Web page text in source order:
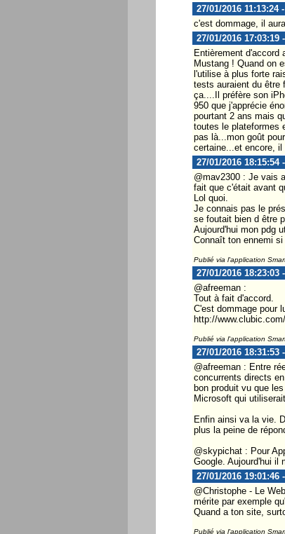
27/01/2016 11:13:24
c'est dommage, il
27/01/2016 17:03:19
Entièrement d'accord
Mustang ! Quand on
l'utilise à plus forte
tests auraient du être
ça....Il préfère son
950 que j'apprécie
pourtant 2 ans mais
toutes le plateformes
pas là...mon goût
certaine...et encore, il
27/01/2016 18:15:54
@mav2300 : Je vais
fait que c'était avant
Lol quoi.
Je connais pas le
se foutait bien d être
Aujourd'hui mon pdg
Connaît ton ennemi si
Publié via l'application
27/01/2016 18:23:03
@afreeman :
Tout à fait d'accord.
C'est dommage pour
http://
Publié via l'application
27/01/2016
@afreeman : Entre
concurrents directs
bon produit vu que
Microsoft qui
Enfin ainsi va la vie.
plus la peine de
@skypichat : Pour
Google. Aujourd'hui il
27/01/2016 19:01:46
@Christophe - Le
mérite par exemple
Quand a ton site,
Publié via l'application